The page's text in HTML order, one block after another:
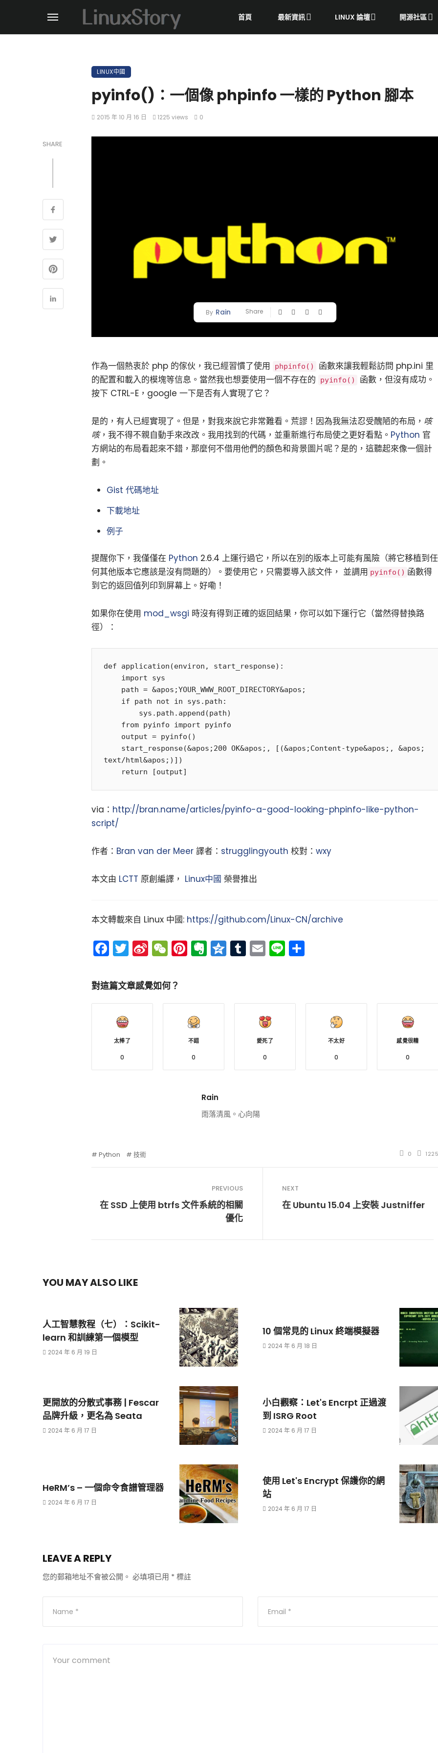
首頁 最新資訊 LINUX 論壇 開源社區
LINUX中國
pyinfo()：一個像 phpinfo 一樣的 Python 腳本
2015 年 10 月 16 日 1225 views 0
SHARE
By Rain Share
作為一個熱衷於 php 的傢伙，我已經習慣了使用 phpinfo()
函數來讓我輕鬆訪問 php.ini 里
的配置和載入的模塊等信息。當然我也想要使用一個不存在的
pyinfo()
函數，但沒有成功。
按下 CTRL-E，google 一下是否有人實現了它？
是的，有人已經實現了。但是，對我來說它非常難看。荒謬！因為我無法忍受醜陋的布局， 咳
咳，我不得不親自動手來改改。我用找到的代碼，並重新進行布局使之更好看點。 Python 官
方網站的布局看起來不錯，那麼何不借用他們的顏色和背景圖片呢？是的，這聽起來像一個計
劃。
Gist 代碼地址
下載地址
例子
提醒你下，我僅僅在 Python 2.6.4 上運行過它，所以在別的版本上可能有風險（將它移植到任
何其他版本它應該是沒有問題的）。要使用它，只需要導入該文件， 並調用 pyinfo() 函數得
到它的返回值列印到屏幕上。好嘞！
如果你在使用 mod_wsgi 時沒有得到正確的返回結果，你可以如下運行它（當然得替換路
徑）：
def application(environ, start_response):
text/html&apos;)])
via： http://bran.name/articles/pyinfo-a-good-looking-phpinfo-like-python-
script/
作者： Bran van der Meer 譯者： strugglingyouth 校對： wxy
本文由 LCTT 原創編譯， Linux中國 榮譽推出
本文轉載來自 Linux 中國: https://github.com/Linux-CN/archive
Facebook
Twitter
SinaWeChat
Pinterest
Evernote
Qzone
Tumblr
Email
Line
對這篇文章感覺如何？
太棒了
0
不錯
0
愛死了
0
不太好
0
感覺很糟
0
Rain
雨落清風。心向陽
Python 技術 0 1225
PREVIOUS
在 SSD 上使用 btrfs 文件系統的相關
優化
NEXT
在 Ubuntu 15.04 上安裝 Justniffer
YOU MAY ALSO LIKE
人工智慧教程（七）：Scikit-
learn 和訓練第一個模型
2024 年 6 月 19 日
10 個常見的 Linux 終端模擬器
2024 年 6 月 18 日
更開放的分散式事務 | Fescar
品牌升級，更名為 Seata
2024 年 6 月 17 日
小白觀察：Let's Encrpt 正過渡
到 ISRG Root
2024 年 6 月 17 日
HeRM’s – 一個命令食譜管理器
2024 年 6 月 17 日
使用 Let's Encrypt 保護你的網
站
2024 年 6 月 17 日
LEAVE A REPLY
您的郵箱地址不會被公開。 必填項已用 * 標註
過渡到 ISRG Root
升級，更名為 Seata